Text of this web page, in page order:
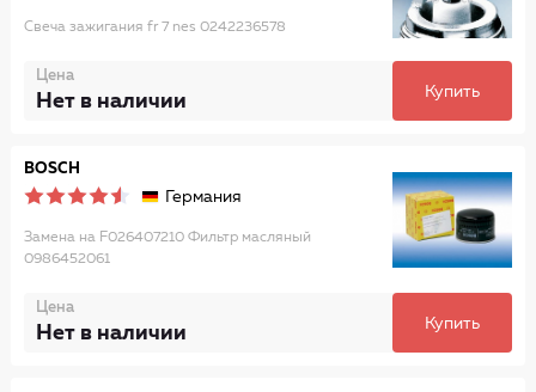
Свеча зажигания fr 7 nes 0242236578
Цена
Нет в наличии Купить
BOSCH
Германия
Замена на F026407210 Фильтр масляный
0986452061
Цена
Нет в наличии Купить